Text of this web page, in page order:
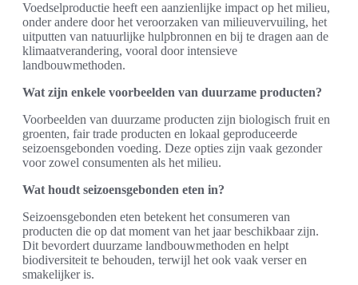
Voedselproductie heeft een aanzienlijke impact op het milieu,
onder andere door het veroorzaken van milieuvervuiling, het
uitputten van natuurlijke hulpbronnen en bij te dragen aan de
klimaatverandering, vooral door intensieve
landbouwmethoden.
Wat zijn enkele voorbeelden van duurzame producten?
Voorbeelden van duurzame producten zijn biologisch fruit en
groenten, fair trade producten en lokaal geproduceerde
seizoensgebonden voeding. Deze opties zijn vaak gezonder
voor zowel consumenten als het milieu.
Wat houdt seizoensgebonden eten in?
Seizoensgebonden eten betekent het consumeren van
producten die op dat moment van het jaar beschikbaar zijn.
Dit bevordert duurzame landbouwmethoden en helpt
biodiversiteit te behouden, terwijl het ook vaak verser en
smakelijker is.